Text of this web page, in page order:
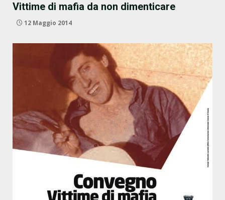
Vittime di mafia da non dimenticare
12 Maggio 2014